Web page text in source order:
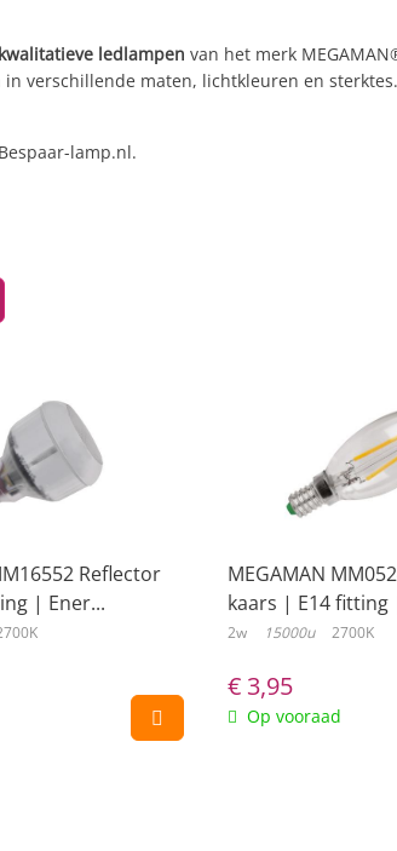
kwalitatieve ledlampen van het merk
verschillende maten, lichtkleuren en
lamp.nl.
Reflector
| Ener...
MEGAMAN
kaars | E14 fitting
2w 15000u 2700K
€ 3,95
Op vooraad